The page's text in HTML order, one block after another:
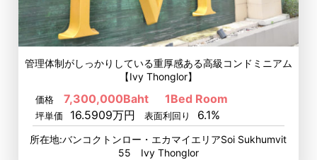
管理体制がしっかりしている重厚感ある高級コンドミニアム
【Ivy Thonglor】
価格 7,300,000Baht 1Bed Room
坪単価 16.5909万円 表面利回り 6.1%
所在地:バンコクトンロー・エカマイエリアSoi Sukhumvit
55 Ivy Thonglor